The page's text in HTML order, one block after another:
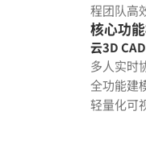
程团队高
核心功
云3D
多人实时
全功能建
轻量化可